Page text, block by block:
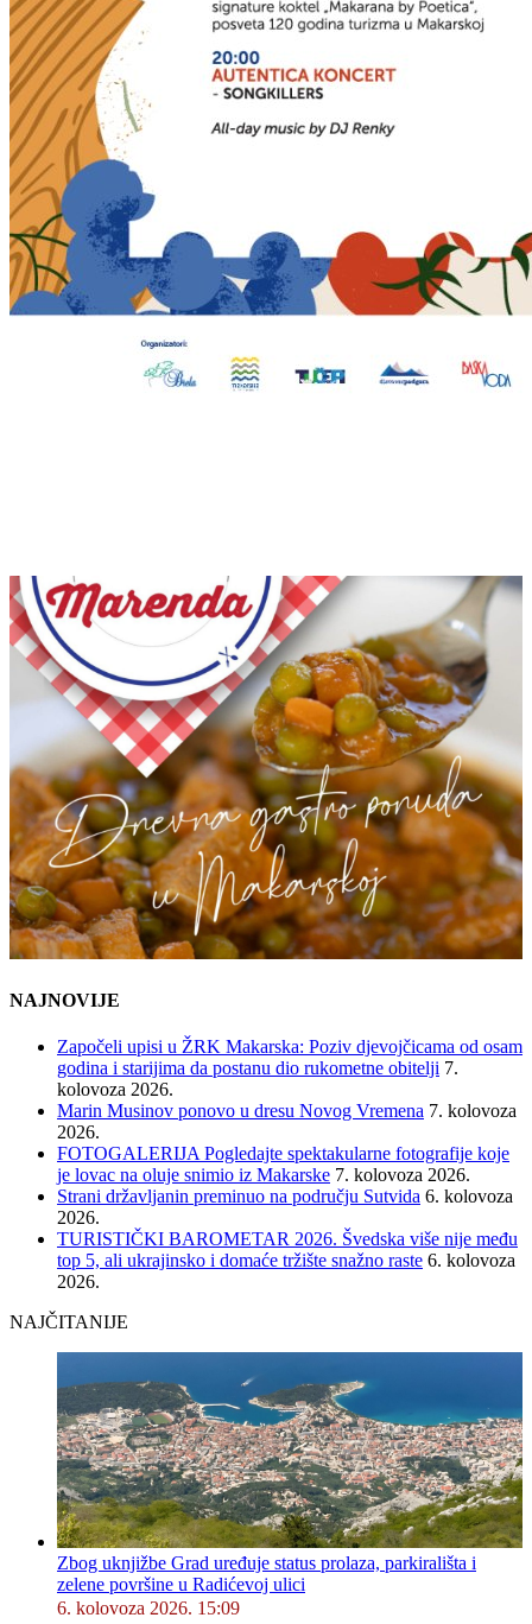
NAJNOVIJE
Započeli upisi u ŽRK Makarska: Poziv djevojčicama od osam
godina i starijima da postanu dio rukometne obitelji 7.
kolovoza 2026.
Marin Musinov ponovo u dresu Novog Vremena 7. kolovoza
2026.
FOTOGALERIJA Pogledajte spektakularne fotografije koje
je lovac na oluje snimio iz Makarske 7. kolovoza 2026.
Strani državljanin preminuo na području Sutvida 6. kolovoza
2026.
TURISTIČKI BAROMETAR 2026. Švedska više nije među
top 5, ali ukrajinsko i domaće tržište snažno raste 6. kolovoza
2026.
NAJČITANIJE
Zbog uknjižbe Grad uređuje status prolaza, parkirališta i
zelene površine u Radićevoj ulici
6. kolovoza 2026. 15:09